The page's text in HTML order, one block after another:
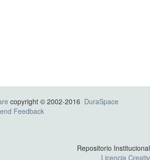
copyright © 2002-2016 DuraSpace
Feedback
Repositorio
Licencia